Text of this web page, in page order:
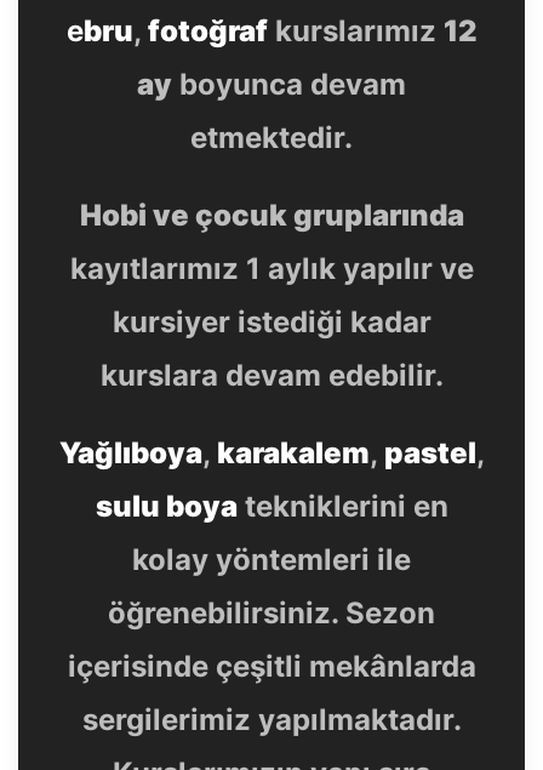
ebru, fotoğrafkurslarımız 12
ay boyunca devam
etmektedir.
Hobi ve çocuk gruplarında
kayıtlarımız 1 aylık yapılır ve
kursiyer istediği kadar
kurslara devam edebilir.
Yağlıboya, karakalem, pastel,
sulu boyatekniklerini en
kolay yöntemleri ile
öğrenebilirsiniz. Sezon
içerisinde çeşitli mekânlarda
sergilerimiz yapılmaktadır.